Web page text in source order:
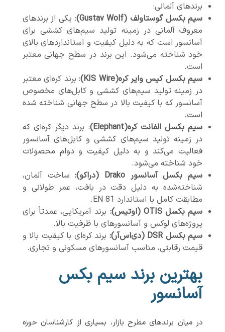
برندهای آلمانی:
سیم بکسل گوستاولف (Gustav Wolf)
: یکی از برندهای
معروف آلمانی در زمینه تولید سیم‌های کششی برای
آسانسور است که به دلیل کیفیت و استانداردهای بالای
خود شناخته می‌شود. این برند در سطح جهانی معتبر
است.
سیم بکسل کیس وایر کره(KIS Wire)
: برند کره‌ای معتبر
در زمینه تولید سیم‌های کششی و کابل‌های مخصوص
آسانسور که با کیفیت بالا در سطح جهانی شناخته شده
است.
سیم بکسل الفانت کره(Elephant)
: برند دیگر کره‌ای که
در زمینه تولید سیم‌های کششی و کابل‌های آسانسور
فعالیت می‌کند و به دلیل کیفیت و دوام محصولات
خود شناخته می‌شود.
سیم بکسل آسانسور Drako (دراکو):
ساخت آلمان،
شناخته‌شده به دلیل دقت در بافت، عمر طولانی و
مطابقت کامل با استاندارد EN 81.
سیم بکسل OTIS (اوتیس):
برند آمریکایی، عمدتاً برای
پروژه‌های لوکس و آسانسورهای با ظرفیت بالا.
سیم بکسل DSR (دی‌اس‌آر):
برند کره‌ای با کیفیت بالا و
قیمت رقابتی، مناسب آسانسورهای مسکونی و تجاری.
بهترین برند سیم بکس
آسانسور
در میان برندهای مطرح بازار، بسیاری از کارشناسان حوزه